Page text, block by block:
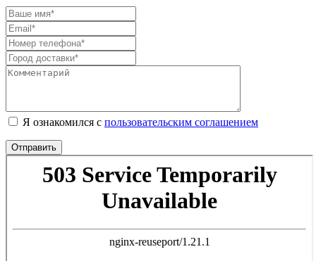
Я ознакомился с пользовательским соглашением